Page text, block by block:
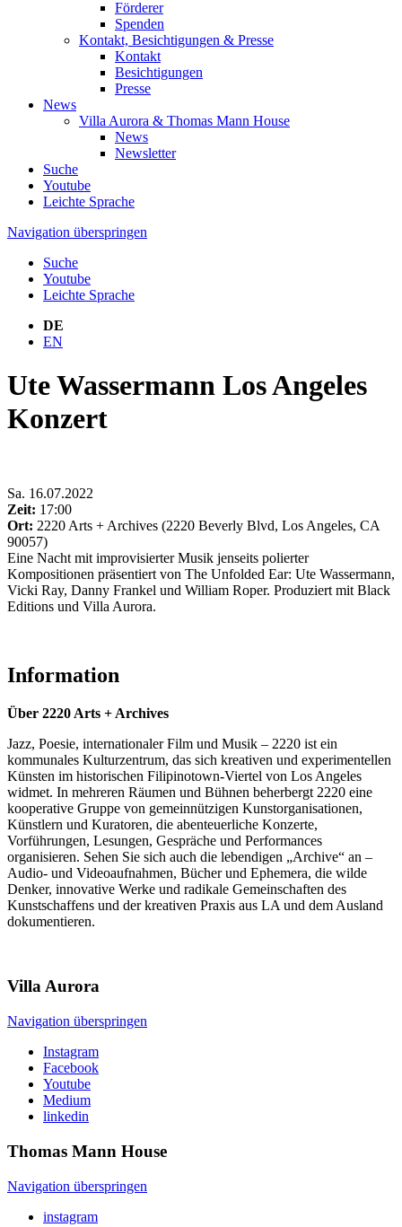
Förderer
Spenden
Kontakt, Besichtigungen & Presse
Kontakt
Besichtigungen
Presse
News
Villa Aurora & Thomas Mann House
News
Newsletter
Suche
Youtube
Leichte Sprache
Navigation überspringen
Suche
Youtube
Leichte Sprache
DE
EN
Ute Wassermann Los Angeles
Konzert
Sa. 16.07.2022
Zeit: 17:00
Ort: 2220 Arts + Archives (2220 Beverly Blvd, Los Angeles, CA
90057)
Eine Nacht mit improvisierter Musik jenseits polierter
Kompositionen präsentiert von The Unfolded Ear: Ute Wassermann,
Vicki Ray, Danny Frankel und William Roper. Produziert mit Black
Editions und Villa Aurora.
Information
Über 2220 Arts + Archives
Jazz, Poesie, internationaler Film und Musik – 2220 ist ein
kommunales Kulturzentrum, das sich kreativen und experimentellen
Künsten im historischen Filipinotown-Viertel von Los Angeles
widmet. In mehreren Räumen und Bühnen beherbergt 2220 eine
kooperative Gruppe von gemeinnützigen Kunstorganisationen,
Künstlern und Kuratoren, die abenteuerliche Konzerte,
Vorführungen, Lesungen, Gespräche und Performances
organisieren. Sehen Sie sich auch die lebendigen „Archive“ an –
Audio- und Videoaufnahmen, Bücher und Ephemera, die wilde
Denker, innovative Werke und radikale Gemeinschaften des
Kunstschaffens und der kreativen Praxis aus LA und dem Ausland
dokumentieren.
VillaAurora
Navigation überspringen
Instagram
Facebook
Youtube
Medium
linkedin
Thomas Mann House
Navigation überspringen
instagram